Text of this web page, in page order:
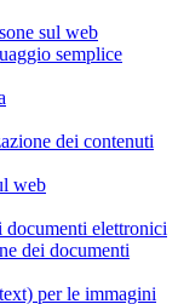
sul web
semplice
dei contenuti
web
documenti elettronici
dei documenti
per le immagini